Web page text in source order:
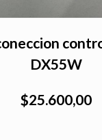
DX55W
$25.600,00